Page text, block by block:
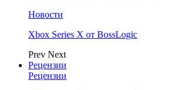
Новости
Xbox Series X от BossLogic
Prev Next
Рецензии
Рецензии